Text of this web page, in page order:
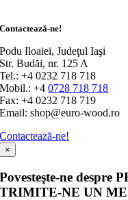
Contactează-ne!
Podu Iloaiei, Judeţul Iaşi
Str. Budăi, nr. 125 A
Tel.: +4 0232 718 718
Mobil.: +40728 718 718
Fax: +4 0232 718 719
Email: shop@euro-wood.ro
Contactează-ne!
×
Povesteşte-ne despre
TRIMITE-NE UN